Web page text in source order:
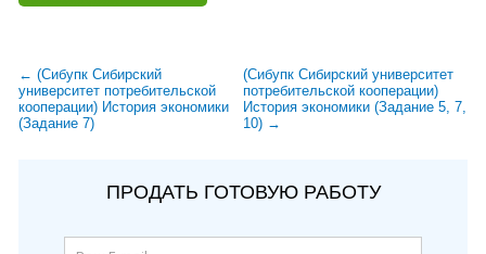
← (Сибупк Сибирский
университет потребительской
кооперации) История экономики
(Задание 7)
(Сибупк Сибирский университет
потребительской кооперации)
История экономики (Задание 5, 7,
10) →
ПРОДАТЬ ГОТОВУЮ РАБОТУ